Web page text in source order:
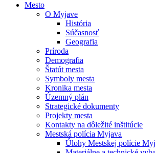
Mesto
O Myjave
História
Súčasnosť
Geografia
Príroda
Demografia
Štatút mesta
Symboly mesta
Kronika mesta
Územný plán
Strategické dokumenty
Projekty mesta
Kontakty na dôležité inštitúcie
Mestská polícia Myjava
Úlohy Mestskej polície